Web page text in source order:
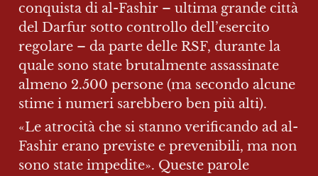
conquista di al-Fashir – ultima grande città
del Darfur sotto controllo dell’esercito
regolare – da parte delle RSF, durante la
quale sono state brutalmente assassinate
almeno 2.500 persone (ma secondo alcune
stime i numeri sarebbero ben più alti).
«Le atrocità che si stanno verificando ad al-
Fashir erano previste e prevenibili, ma non
sono state impedite». Queste parole